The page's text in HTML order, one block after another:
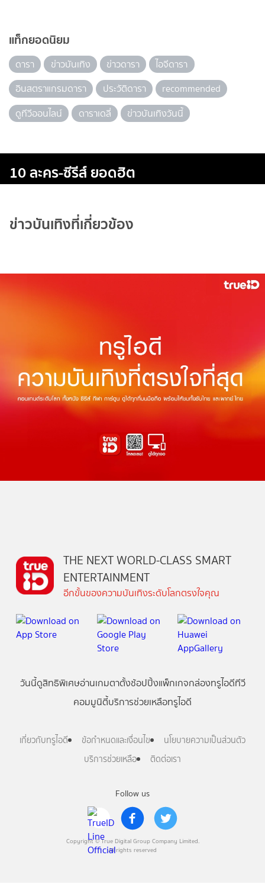
แท็กยอดนิยม
ดารา ข่าวบันเทิง ข่าวดารา
ไอจีดารา
อินสตราแกรมดารา
ประวัติดารา
recommended
ดูทีวีออนไลน์
ดาราเดลี่ ข่าวบันเทิงวันนี้
10 ละคร-ซีรีส์ ยอดฮิต
ข่าวบันเทิงที่เกี่ยวข้อง
Follow us
Copyright © True Digital Group Company Limited.
All rights reserved
THE NEXT WORLD-CLASS SMART
ENTERTAINMENT
อีกขั้นของความบันเทิงระดับโลกตรงใจคุณ
วันนี้ดูสิทธิพิเศษอ่านเกมตาตั้งช้อปปิ้งแพ็กเกจกล่องทรูไอดีทีวี
คอมมูนิตี้บริการช่วยเหลือทรูไอดี
เกี่ยวกับทรูไอดี ข้อกำหนดและเงื่อนไข
นโยบายความเป็นส่วนตัว
บริการช่วยเหลือ
ติดต่อเรา